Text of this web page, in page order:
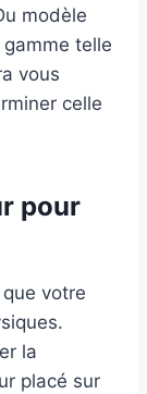
modèle
telle
vous
celle
pour
votre
la
placé sur